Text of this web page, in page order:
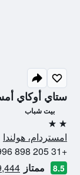
ستاي أوكاي
بيت شباب
2 نجمتين
امستردام، هولندا
+31 205 898 996
8.5 ممتاز 9,444 من التقييمات تم